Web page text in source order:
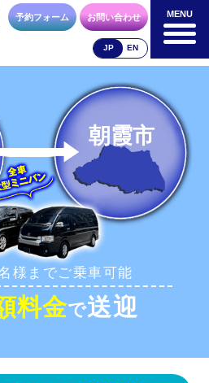
MENU
空港送迎以外
料金表
支払方法 合流方法
予約フォーム
予約フォーム お問い合わせ
JP EN
MENU
朝霞市
様までご乗車可能
料金で送迎